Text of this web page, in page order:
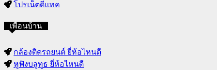
โปรเน็ตดีแทค
เพื่อนบ้าน
กล้องติดรถยนต์ ยี่ห้อไหนดี
หูฟังบลูทูธ ยี่ห้อไหนดี